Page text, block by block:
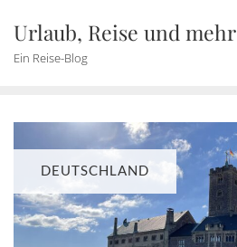
content
Urlaub, Reise und mehr
Ein Reise-Blog
DEUTSCHLAND